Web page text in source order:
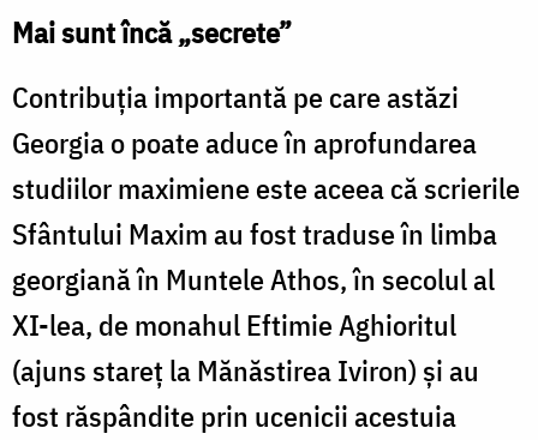
Mai sunt încă „secrete”
Contribuţia importantă pe care astăzi
Georgia o poate aduce în aprofundarea
studiilor maximiene este aceea că scrierile
Sfântului Maxim au fost traduse în limba
georgiană în Muntele Athos, în secolul al
XI-lea, de monahul Eftimie Aghioritul
(ajuns stareţ la Mănăstirea Iviron) şi au
fost răspândite prin ucenicii acestuia